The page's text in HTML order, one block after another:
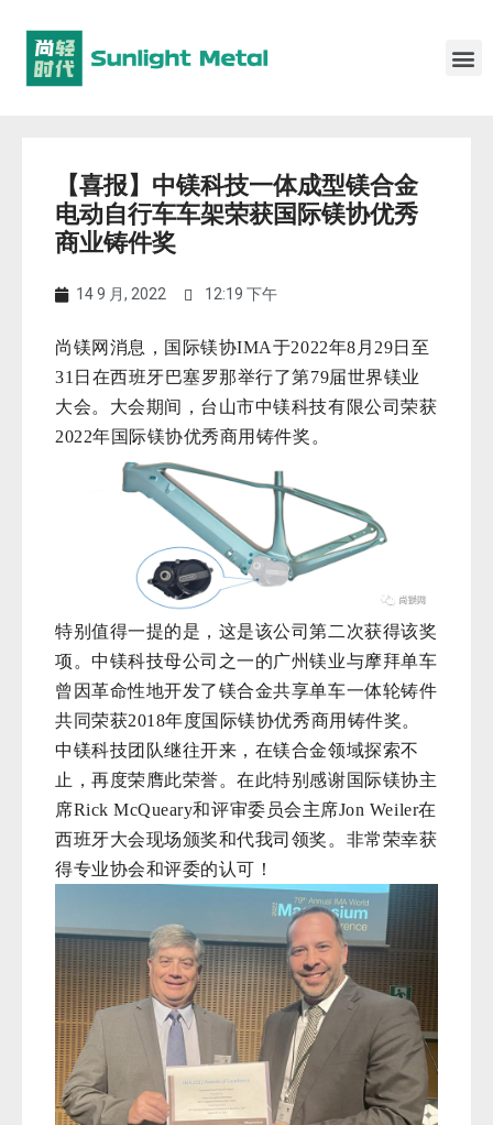
【喜报】中镁科技一体成型镁合金
电动自行车车架荣获国际镁协优秀
商业铸件奖
14 9 月, 2022 12:19 下午
尚镁网消息，国际镁协IMA于2022年8月29日至
31日在西班牙巴塞罗那举行了第79届世界镁业
大会。大会期间，台山市中镁科技有限公司荣获
2022年国际镁协优秀商用铸件奖。
特别值得一提的是，这是该公司第二次获得该奖
项。中镁科技母公司之一的广州镁业与摩拜单车
曾因革命性地开发了镁合金共享单车一体轮铸件
共同荣获2018年度国际镁协优秀商用铸件奖。
中镁科技团队继往开来，在镁合金领域探索不
止，再度荣膺此荣誉。在此特别感谢国际镁协主
席RickMcQueary和评审委员会主席Jon Weiler在
西班牙大会现场颁奖和代我司领奖。非常荣幸获
得专业协会和评委的认可！